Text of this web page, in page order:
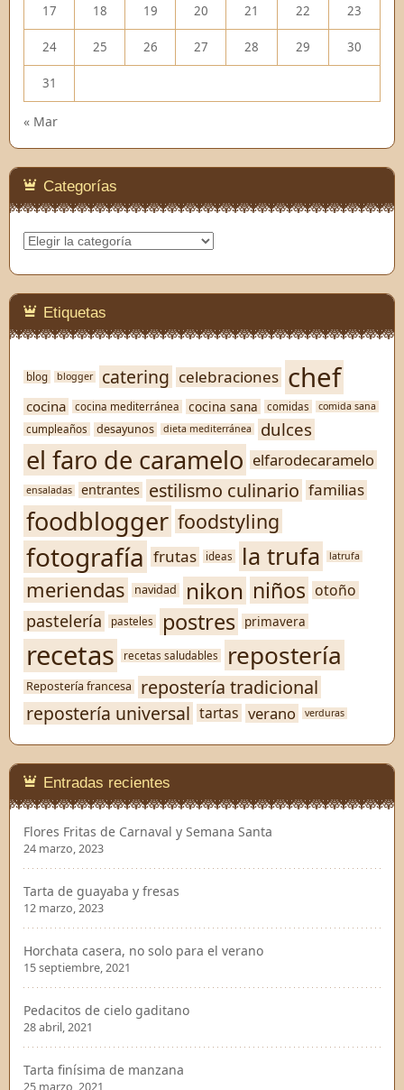
17 18 19 20 21 22 23
24 25 26 27 28 29 30
31
« Mar
Categorías
Categorías
Etiquetas
blog blogger catering celebraciones chef
cocina cocina mediterránea cocina sana comidas comida sana
cumpleaños desayunos dieta mediterránea dulces
el faro de caramelo elfarodecaramelo
ensaladas entrantes estilismo culinario familias
foodblogger foodstyling
fotografía frutas ideas la trufa latrufa
meriendas navidad nikon niños otoño
pastelería pasteles postres primavera
recetas recetas saludables repostería
Repostería francesa
repostería tradicional
repostería universal tartas verano verduras
Entradas recientes
Flores Fritas de Carnaval y Semana Santa
24 marzo, 2023
Tarta de guayaba y fresas
12 marzo, 2023
Horchata casera, no solo para el verano
15 septiembre, 2021
Pedacitos de cielo gaditano
28 abril, 2021
Tarta finísima de manzana
25 marzo, 2021